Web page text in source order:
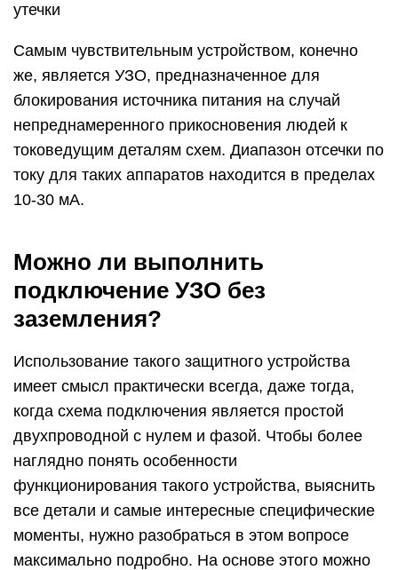
утечки
Самым чувствительным устройством, конечно
же, является УЗО, предназначенное для
блокирования источника питания на случай
непреднамеренного прикосновения людей к
токоведущим деталям схем. Диапазон отсечки по
току для таких аппаратов находится в пределах
10-30 мА.
Можно ли выполнить
подключение УЗО без
заземления?
Использование такого защитного устройства
имеет смысл практически всегда, даже тогда,
когда схема подключения является простой
двухпроводной с нулем и фазой. Чтобы более
наглядно понять особенности
функционирования такого устройства, выяснить
все детали и самые интересные специфические
моменты, нужно разобраться в этом вопросе
максимально подробно. На основе этого можно